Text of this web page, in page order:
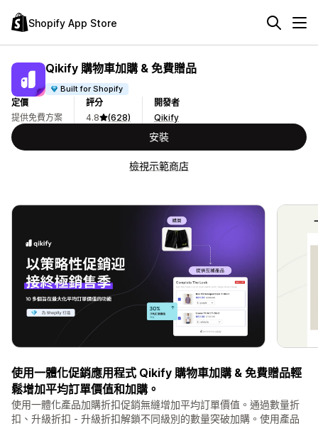
Shopify App Store
Qikify 購物車加購 & 免費贈品
Built for Shopify
定價
提供免費方案
評分
4.8
(628)
開發者
Qikify
安裝
檢視示範商店
使用一體化促銷應用程式 Qikify 購物車加購 & 免費贈品輕
鬆增加平均訂單價值和加購。
使用一體化產品加購折扣促銷無縫增加平均訂單價值。通過數量折
扣、升級折扣 - 升級折扣解鎖不同級別的數量突破加購。使用產品